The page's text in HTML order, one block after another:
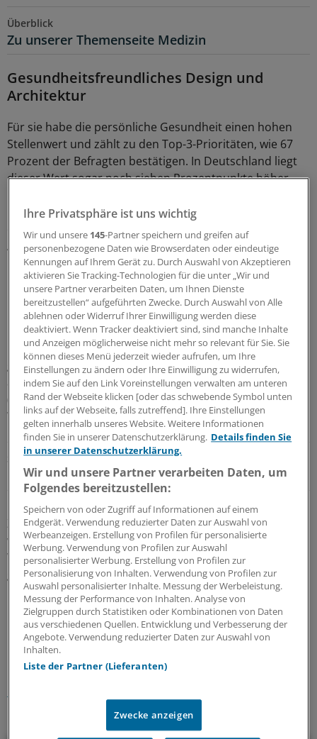
Überblick
Zu unserer Themenseite Medizin
Gesundheitsfreundliches Design und
Architektur
Für sie habe die persönliche Gesundheit einen hohen
Stellenwert und zählt zu den Top-3-Prioritäten, wie 67
Prozent der Befragten bestätigen. In Deutschland liegt
dieser Wert sogar noch sieben Prozentpunkte höher.
Besonders großes Interesse zeigen die Verbraucher an
einem gesundheitsfreundlichen Zuhause in Design und
Architektur (49 Prozent). Dazu zählen beispielsweise
Lösungen zur Sturzprävention, eine ergonomische
Einrichtung und die Anbindung von Pflegediensten.
Ebenso zeigten sie sich interessiert am Zugang zu
Fitness und gesunder Ernährung (43 Prozent),
beispielsweise durch Heimtrainingsgeräte,
gemeinschaftliche Gärten und Essenslieferdienste, und
an der Überwachung der eigenen Gesundheit zu Hause
(39 Prozent), etwa durch Wearables, intelligente
Waagen, automatische Medikamentenspender etc.
Schnell informiert
Unsere neuen Beiträge im Überblick
Das große Interesse spiegelt sich in der
Zahlungsbereitschaft der Verbraucher wider. Im Schnitt
wären die Befragten bereit, monatlich 120 Euro mehr für
Wohnraum zu bezahlen, der es ihnen ermöglicht,
gesund zu bleiben und länger zu leben, heißt es in einer
Mitteilung zu dem Bericht.(kaha)
0
Schlagworte:
Ihr Newsletter zum Thema
Ihre Privatsphäre ist uns wichtig
Wir und unsere 145-Partner speichern und greifen auf
personenbezogene Daten wie Browserdaten oder eindeutige
Kennungen auf Ihrem Gerät zu. Durch Auswahl von Akzeptieren
aktivieren Sie Tracking-Technologien für die unter „Wir und
unsere Partner verarbeiten Daten, um Ihnen Dienste
bereitzustellen“ aufgeführten Zwecke. Durch Auswahl von Alle
ablehnen oder Widerruf Ihrer Einwilligung werden diese
deaktiviert. Wenn Tracker deaktiviert sind, sind manche Inhalte
und Anzeigen möglicherweise nicht mehr so relevant für Sie. Sie
können dieses Menü jederzeit wieder aufrufen, um Ihre
Einstellungen zu ändern oder Ihre Einwilligung zu widerrufen,
indem Sie auf den Link Voreinstellungen verwalten am unteren
Rand der Webseite klicken [oder das schwebende Symbol unten
links auf der Webseite, falls zutreffend]. Ihre Einstellungen
gelten innerhalb unseres Website. Weitere Informationen
finden Sie in unserer Datenschutzerklärung. Details finden Sie
in unserer Datenschutzerklärung.
Wir und unsere Partner verarbeiten Daten, um
Folgendes bereitzustellen:
Speichern von oder Zugriff auf Informationen auf einem
Endgerät. Verwendung reduzierter Daten zur Auswahl von
Werbeanzeigen. Erstellung von Profilen für personalisierte
Werbung. Verwendung von Profilen zur Auswahl
personalisierter Werbung. Erstellung von Profilen zur
Personalisierung von Inhalten. Verwendung von Profilen zur
Auswahl personalisierter Inhalte. Messung der Werbeleistung.
Messung der Performance von Inhalten. Analyse von
Zielgruppen durch Statistiken oder Kombinationen von Daten
aus verschiedenen Quellen. Entwicklung und Verbesserung der
Angebote. Verwendung reduzierter Daten zur Auswahl von
Inhalten.
Liste der Partner (Lieferanten)
Zwecke anzeigen